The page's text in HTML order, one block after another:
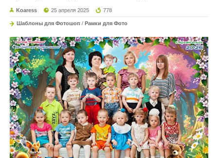
Koaress 25 апреля 2025 778
Шаблоны для Фотошоп / Рамки для Фото